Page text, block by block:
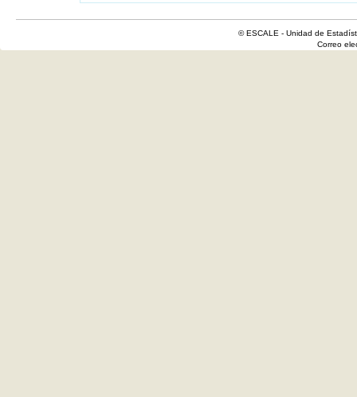
© ESCALE - Unidad de
Correo